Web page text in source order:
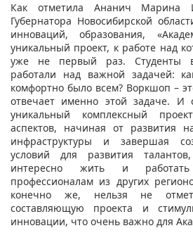
Как отметила Ананич Марина
Губернатора Новосибирской
инноваций, образования,
уникальный проект, к работе над
уже не первый раз. Студенты
работали над важной задачей:
комфортно было всем? Воркшоп –
отвечает именно этой задаче. И
уникальный комплексный
аспектов, начиная от развития
инфраструктуры и завершая
условий для развития
интересно жить и
профессионалам из других
конечно же, нельзя не
составляющую проекта и
инновации, что очень важно для